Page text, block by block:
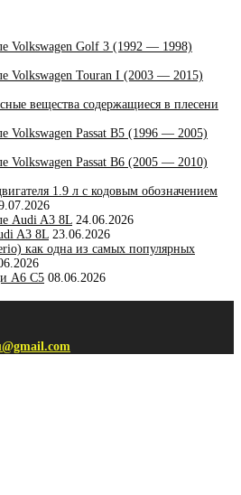
Volkswagen Golf 3 (1992 — 1998)
Volkswagen Touran I (2003 — 2015)
вещества содержащиеся в плесени
Volkswagen Passat B5 (1996 — 2005)
Volkswagen Passat B6 (2005 — 2010)
1.9 л с кодовым обозначением
Audi A3 8L 24.06.2026
A3 8L 23.06.2026
как одна из самых популярных
А6 С5 08.06.2026